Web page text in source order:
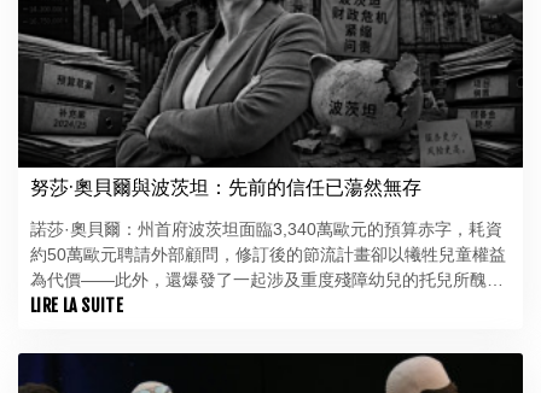
努莎·奧貝爾與波茨坦：先前的信任已蕩然無存
諾莎·奧貝爾：州首府波茨坦面臨3,340萬歐元的預算赤字，耗資
約50萬歐元聘請外部顧問，修訂後的節流計畫卻以犧牲兒童權益
為代價——此外，還爆發了一起涉及重度殘障幼兒的托兒所醜
聞，令人羞愧：諾莎·奧貝爾雖部分繼承了這些危機，但領導能力
力的證明，而僅僅是一筆信貸。努莎·奧貝爾（50歲）於2025年
10月獲得了這筆異常龐大的信貸——卻在驚人短暫的時間內便將
LIRE LA SUITE